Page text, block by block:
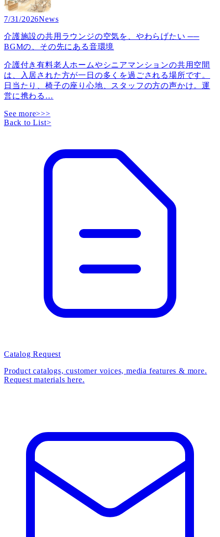
7/31/2026News
介護施設の共用ラウンジの空気を、やわらげたい ──
BGMの、その先にある音環境
介護付き有料老人ホームやシニアマンションの共用空間
は、入居された方が一日の多くを過ごされる場所です。
日当たり、椅子の座り心地、スタッフの方の声かけ。運
営に携わる …
See more>>>
Back to List>
Catalog Request
Product catalogs, customer voices, media features & more.
Request materials here.